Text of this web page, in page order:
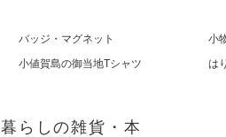
バッジ・マグネット 小
小値賀島の御当地Tシャツ
は
暮らしの雑貨・本